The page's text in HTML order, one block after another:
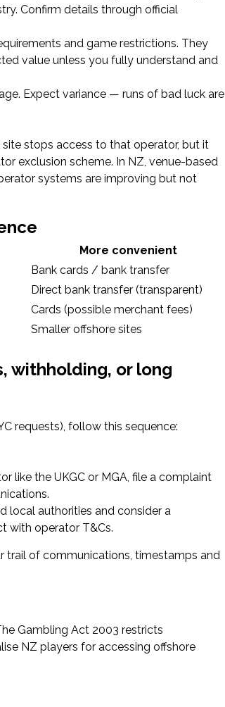
Confirm details through official
and game restrictions. They
value unless you fully understand and
Expect variance — runs of bad luck are
stops access to that operator, but it
exclusion scheme. In NZ, venue-based
systems are improving but not
More convenient
Bank cards / bank transfer
Direct bank transfer (transparent)
Cards (possible merchant fees)
Smaller offshore sites
withholding, or long
requests), follow this sequence:
like the UKGC or MGA, file a complaint
local authorities and consider a
with operator T&Cs.
trail of communications, timestamps and
Gambling Act 2003 restricts
NZ players for accessing offshore